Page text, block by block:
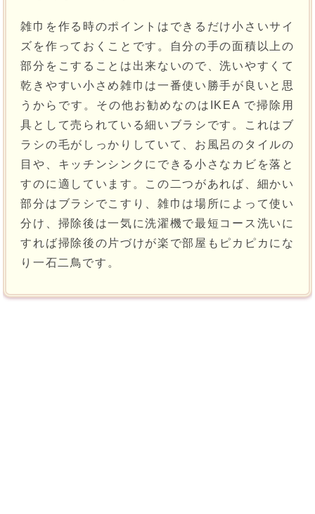
雑巾を作る時のポイントはできるだけ小さいサイ
ズを作っておくことです。自分の手の面積以上の
部分をこすることは出来ないので、洗いやすくて
乾きやすい小さめ雑巾は一番使い勝手が良いと思
うからです。その他お勧めなのはIKEA で掃除用
具として売られている細いブラシです。これはブ
ラシの毛がしっかりしていて、お風呂のタイルの
目や、キッチンシンクにできる小さなカビを落と
すのに適しています。この二つがあれば、細かい
部分はブラシでこすり、雑巾は場所によって使い
分け、掃除後は一気に洗濯機で最短コース洗いに
すれば掃除後の片づけが楽で部屋もピカピカにな
り一石二鳥です。